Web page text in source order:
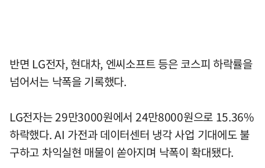
반면 LG전자, 현대차, 엔씨소프트 등은 코스피 하락률을
넘어서는 낙폭을 기록했다.
LG전자는 29만3000원에서 24만8000원으로 15.36%
하락했다. AI 가전과 데이터센터 냉각 사업 기대에도 불
구하고 차익실현 매물이 쏟아지며 낙폭이 확대됐다.